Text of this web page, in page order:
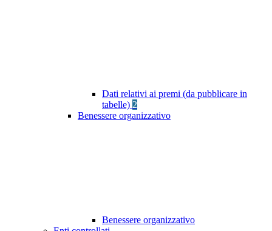
Dati relativi ai premi (da pubblicare in
tabelle) 2
Benessere organizzativo
Benessere organizzativo